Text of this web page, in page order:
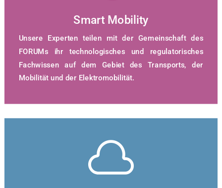
Smart Mobility
Unsere Experten teilen mit der Gemeinschaft des
FORUMs ihr technologisches und regulatorisches
Fachwissen auf dem Gebiet des Transports, der
Mobilität und der Elektromobilität.
